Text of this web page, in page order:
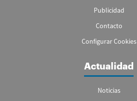
Publicidad
Contacto
Configurar Cookies
Actualidad
Noticias